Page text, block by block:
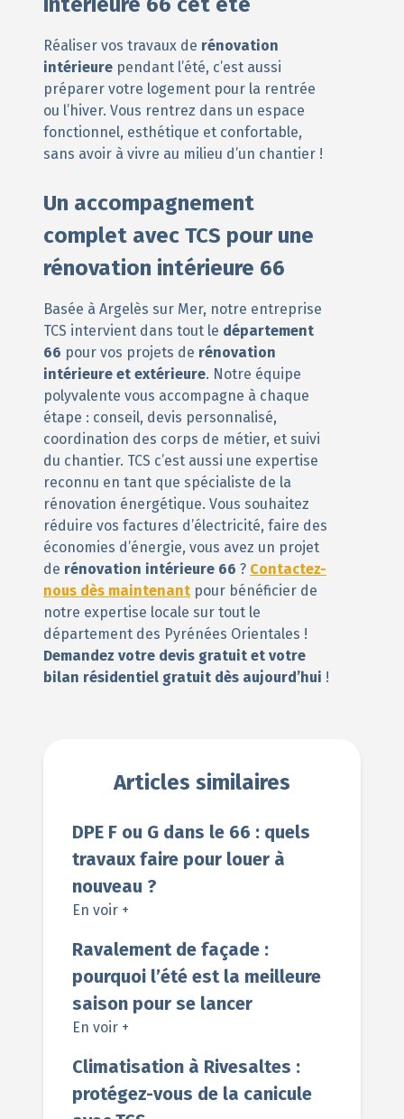
Réaliser vos travaux de rénovation
intérieure pendant l’été, c’est aussi
préparer votre logement pour la rentrée
ou l’hiver. Vous rentrez dans un espace
fonctionnel, esthétique et confortable,
sans avoir à vivre au milieu d’un chantier !
Un accompagnement
complet avec TCS pour une
rénovation intérieure 66
Basée à Argelès sur Mer, notre entreprise
TCS intervient dans tout le département
66 pour vos projets de rénovation
intérieure et extérieure. Notre équipe
polyvalente vous accompagne à chaque
étape : conseil, devis personnalisé,
coordination des corps de métier, et suivi
du chantier. TCS c’est aussi une expertise
reconnu en tant que spécialiste de la
rénovation énergétique. Vous souhaitez
réduire vos factures d’électricité, faire des
économies d’énergie, vous avez un projet
de rénovation intérieure 66 ? Contactez-
nous dès maintenant pour bénéficier de
notre expertise locale sur tout le
département des Pyrénées Orientales !
Demandez votre devis gratuit et votre
bilan résidentiel gratuit dès aujourd’hui !
Articles similaires
DPE F ou G dans le 66 : quels
travaux faire pour louer à
nouveau ?
En voir +
Ravalement de façade :
pourquoi l’été est la meilleure
saison pour se lancer
En voir +
Climatisation à Rivesaltes :
protégez-vous de la canicule